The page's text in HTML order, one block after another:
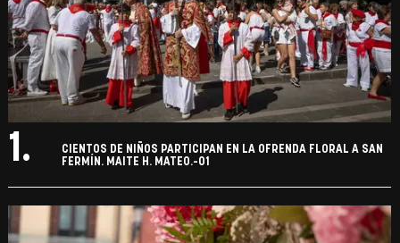
1.
CIENTOS DE NIÑOS PARTICIPAN EN LA OFRENDA FLORAL A SAN
FERMÍN. MAITE H. MATEO.-01